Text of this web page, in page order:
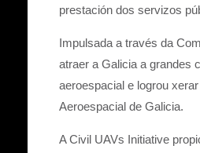
prestación dos servizos
Impulsada a través da
atraer a Galicia a grandes
aeroespacial e logrou
Aeroespacial de Galicia.
A Civil UAVs Initiative